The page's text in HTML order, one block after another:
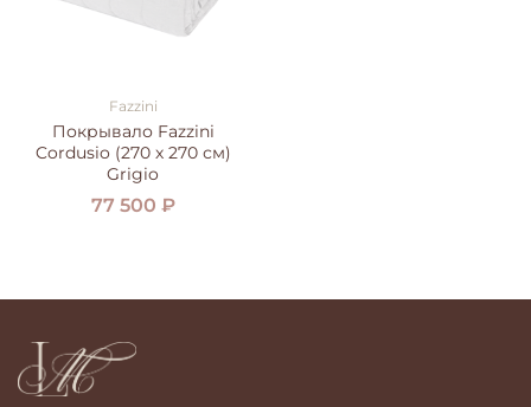
Fazzini
Покрывало Fazzini
Cordusio (270 х 270 см)
Grigio
77 500 ₽